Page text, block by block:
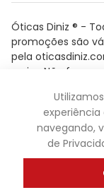
Óticas Diniz ® -
promoções são
pela
variar. Não
Powered byexperiência
navegando,
de